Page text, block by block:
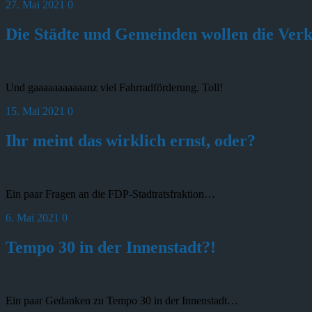
27. Mai 2021 0
Die Städte und Gemeinden wollen die
Und gaaaaaaaaaaanz viel Fahrradförderung. Toll!
15. Mai 2021 0
Ihr meint das wirklich ernst, oder?
Ein paar Fragen an die FDP-Stadtratsfraktion…
6. Mai 2021 0
Tempo 30 in der Innenstadt?!
Ein paar Gedanken zu Tempo 30 in der Innenstadt…